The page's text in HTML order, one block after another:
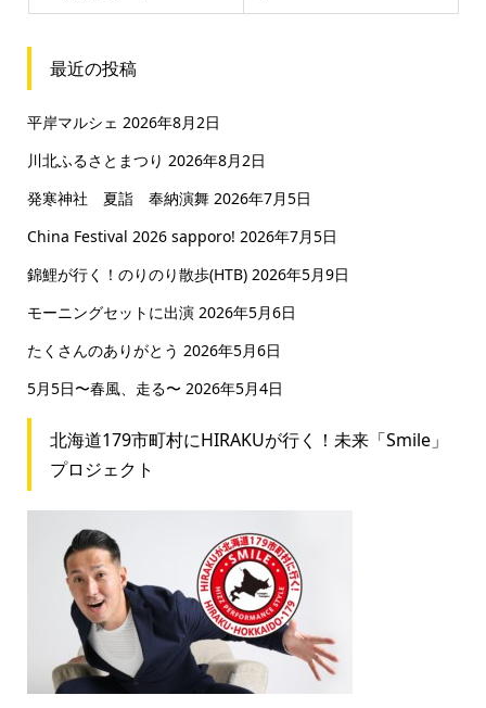
最近の投稿
平岸マルシェ 2026年8月2日
川北ふるさとまつり 2026年8月2日
発寒神社 夏詣 奉納演舞 2026年7月5日
China Festival 2026 sapporo! 2026年7月5日
錦鯉が行く！のりのり散歩(HTB) 2026年5月9日
モーニングセットに出演 2026年5月6日
たくさんのありがとう 2026年5月6日
5月5日〜春風、走る〜 2026年5月4日
北海道179市町村にHIRAKUが行く！未来「Smile」
プロジェクト